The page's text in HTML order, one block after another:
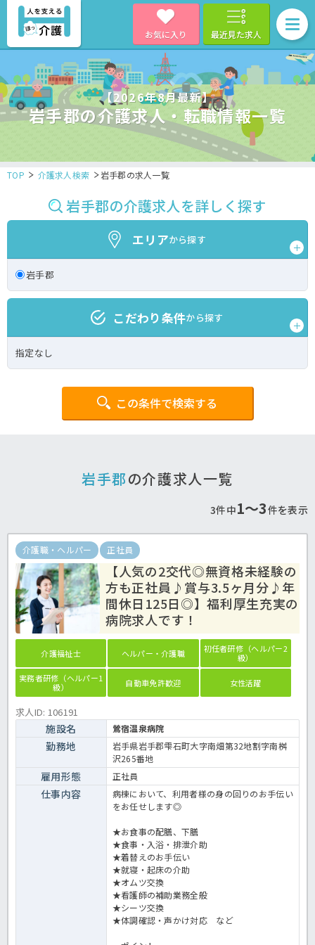
お気に入り 最近見た求人
【2026年8月最新】
岩手郡の介護求人・転職情報一覧
TOP 介護求人検索 岩手郡の求人一覧
岩手郡の介護求人を詳しく探す
エリアから探す
岩手郡
こだわり条件から探す
指定なし
この条件で検索する
岩手郡の介護求人一覧
3件中1〜3件を表示
介護職・ヘルパー 正社員
【人気の2交代◎無資格未経験の
方も正社員♪賞与3.5ヶ月分♪年
間休日125日◎】福利厚生充実の
病院求人です！
介護福祉士 ヘルパー・介護職
初任者研修（ヘルパー2
級）
実務者研修（ヘルパー1
級）
自動車免許歓迎 女性活躍
求人ID: 106191
施設名 鶯宿温泉病院
勤務地
岩手県岩手郡雫石町大字南畑第32地割字南桝
沢265番地
雇用形態 正社員
仕事内容
病棟において、利用者様の身の回りのお手伝い
をお任せします◎
★お食事の配膳、下膳
★食事・入浴・排泄介助
★着替えのお手伝い
★就寝・起床の介助
★オムツ交換
★看護師の補助業務全般
★シーツ交換
★体調確認・声かけ対応 など